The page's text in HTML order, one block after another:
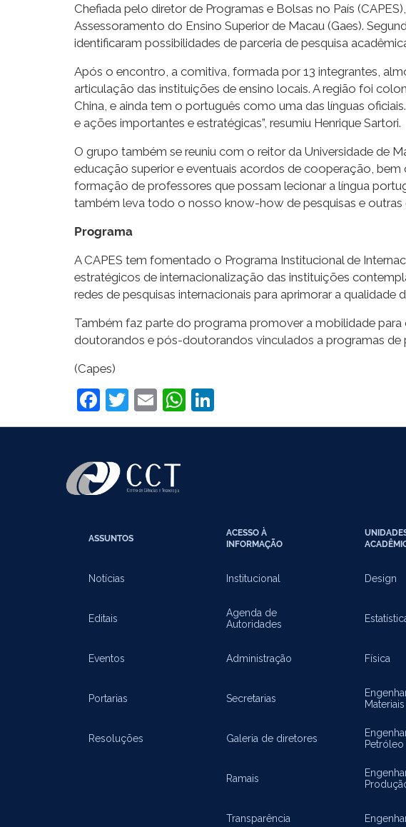
Chefiada pelo diretor de Programas e Bolsas no País
Assessoramento do Ensino Superior de Macau (Gaes).
identificaram possibilidades de parceria de pesquisa
Após o encontro, a comitiva, formada por 13 integrantes,
articulação das instituições de ensino locais. A região foi
China, e ainda tem o português como uma das línguas
e ações importantes e estratégicas”, resumiu Henrique Sartori.
O grupo também se reuniu com o reitor da Universidade de
educação superior e eventuais acordos de cooperação,
formação de professores que possam lecionar a língua
também leva todo o nosso know-how de pesquisas e outras
Programa
A CAPES tem fomentado o Programa Institucional de
estratégicos de internacionalização das instituições
redes de pesquisas internacionais para aprimorar a
Também faz parte do programa promover a mobilidade
doutorandos e pós-doutorandos vinculados a programas
(Capes)
Facebook
Twitter
EmailWhatsApp
ASSUNTOS
Notícias
Editais
Eventos
Portarias
Resoluções
ACESSO À
INFORMAÇÃO
Institucional
Agenda de
Autoridades
Administração
Secretarias
Galeria de diretores
Ramais
Transparência
Design
Física
Materiais
Petróleo